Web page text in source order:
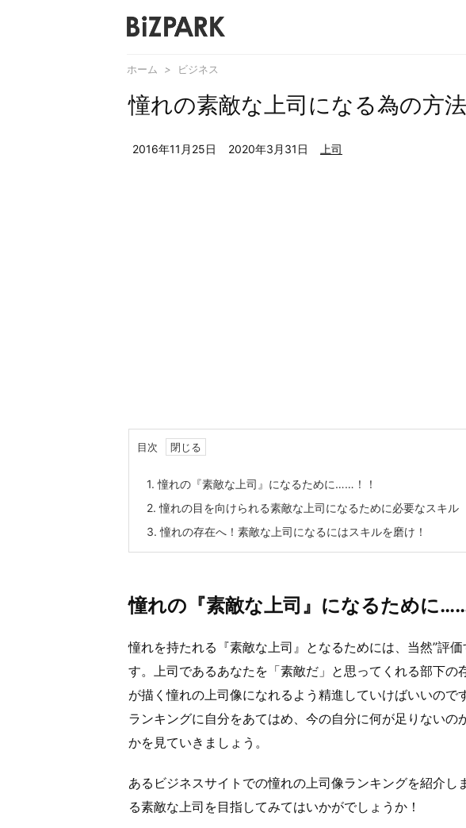
ホーム > ビジネス
憧れの素敵な上司になる為の方法
2016年11月25日 2020年3月31日 上司
目次
1. 憧れの『素敵な上司』になるために……！！
2. 憧れの目を向けられる素敵な上司になるために必要なスキル
3. 憧れの存在へ！素敵な上司になるにはスキルを磨け！
憧れの『素敵な上司』になるために
憧れを持たれる『素敵な上司』となるためには、当然”評
す。上司であるあなたを「素敵だ」と思ってくれる部下の
が描く憧れの上司像になれるよう精進していけばいいので
ランキングに自分をあてはめ、今の自分に何が足りないの
かを見ていきましょう。
あるビジネスサイトでの憧れの上司像ランキングを紹介し
る素敵な上司を目指してみてはいかがでしょうか！